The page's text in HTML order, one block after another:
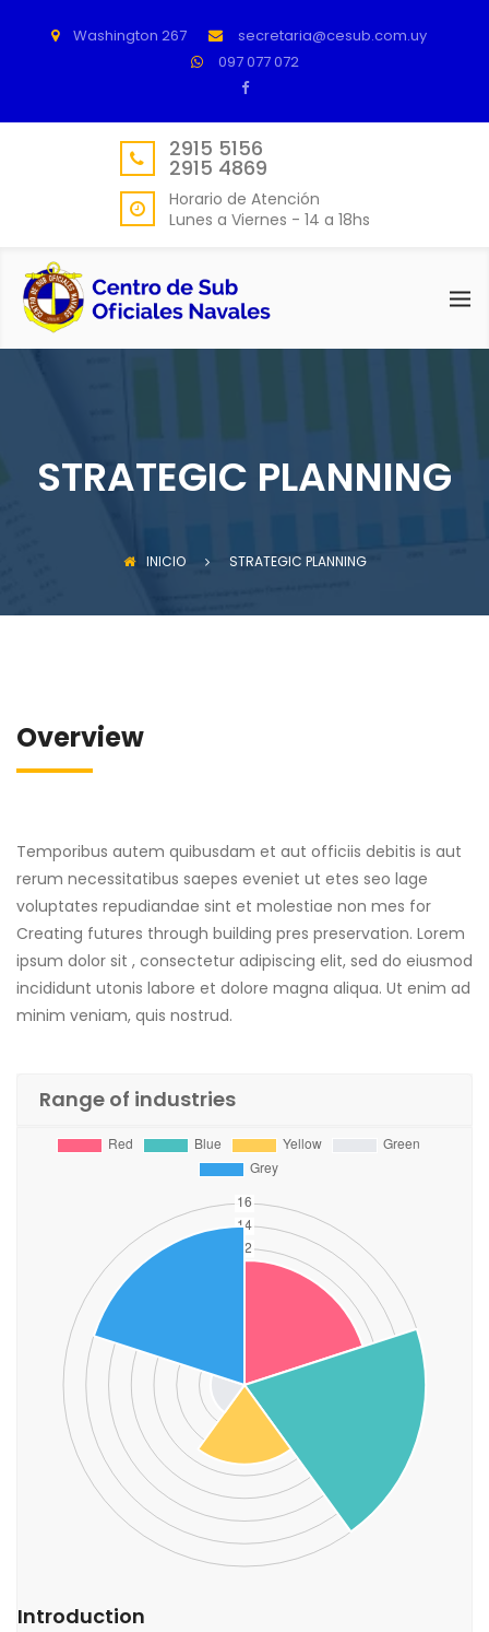
Washington 267
secretaria@cesub.com.uy
097 077 072
2915 5156
2915 4869
Horario de Atención
Lunes a Viernes - 14 a 18hs
STRATEGIC PLANNING
INICIO STRATEGIC PLANNING
Overview
Temporibus autem quibusdam et aut officiis debitis is aut
rerum necessitatibus saepes eveniet ut etes seo lage
voluptates repudiandae sint et molestiae non mes for
Creating futures through building pres preservation. Lorem
ipsum dolor sit , consectetur adipiscing elit, sed do eiusmod
incididunt utonis labore et dolore magna aliqua. Ut enim ad
minim veniam, quis nostrud.
Range of industries
Introduction